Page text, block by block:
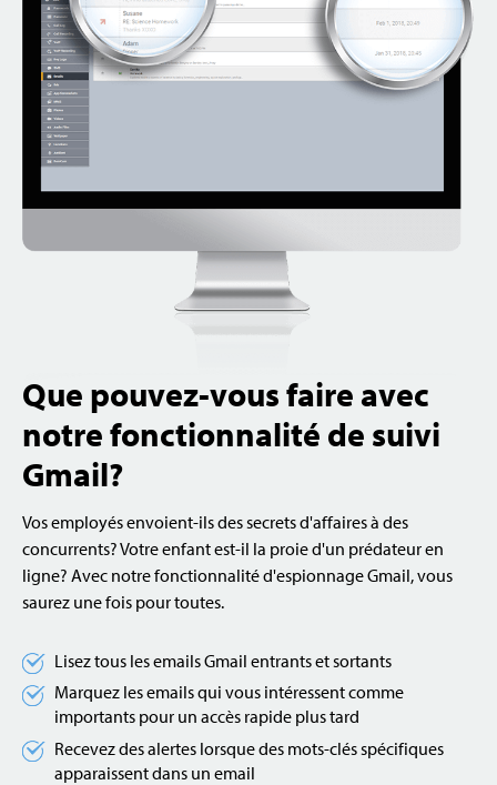
Que pouvez-vous faire avec
notre fonctionnalité de suivi
Gmail?
Vos employés envoient-ils des secrets d'affaires à des
concurrents? Votre enfant est-il la proie d'un prédateur en
ligne? Avec notre fonctionnalité d'espionnage Gmail, vous
saurez une fois pour toutes.
Lisez tous les emails Gmail entrants et sortants
Marquez les emails qui vous intéressent comme
importants pour un accès rapide plus tard
Recevez des alertes lorsque des mots-clés spécifiques
apparaissent dans un email